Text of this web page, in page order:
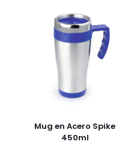
Mug en Acero Spike
450ml